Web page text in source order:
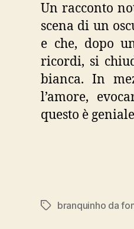
Un racconto
scena di un
e che, dopo
ricordi, si
bianca. In
l’amore,
questo è
Tagsbranquinho da